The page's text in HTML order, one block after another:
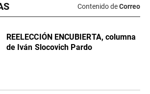
Contenido deCorreo
REELECCIÓN ENCUBIERTA, columna
de Iván Slocovich Pardo